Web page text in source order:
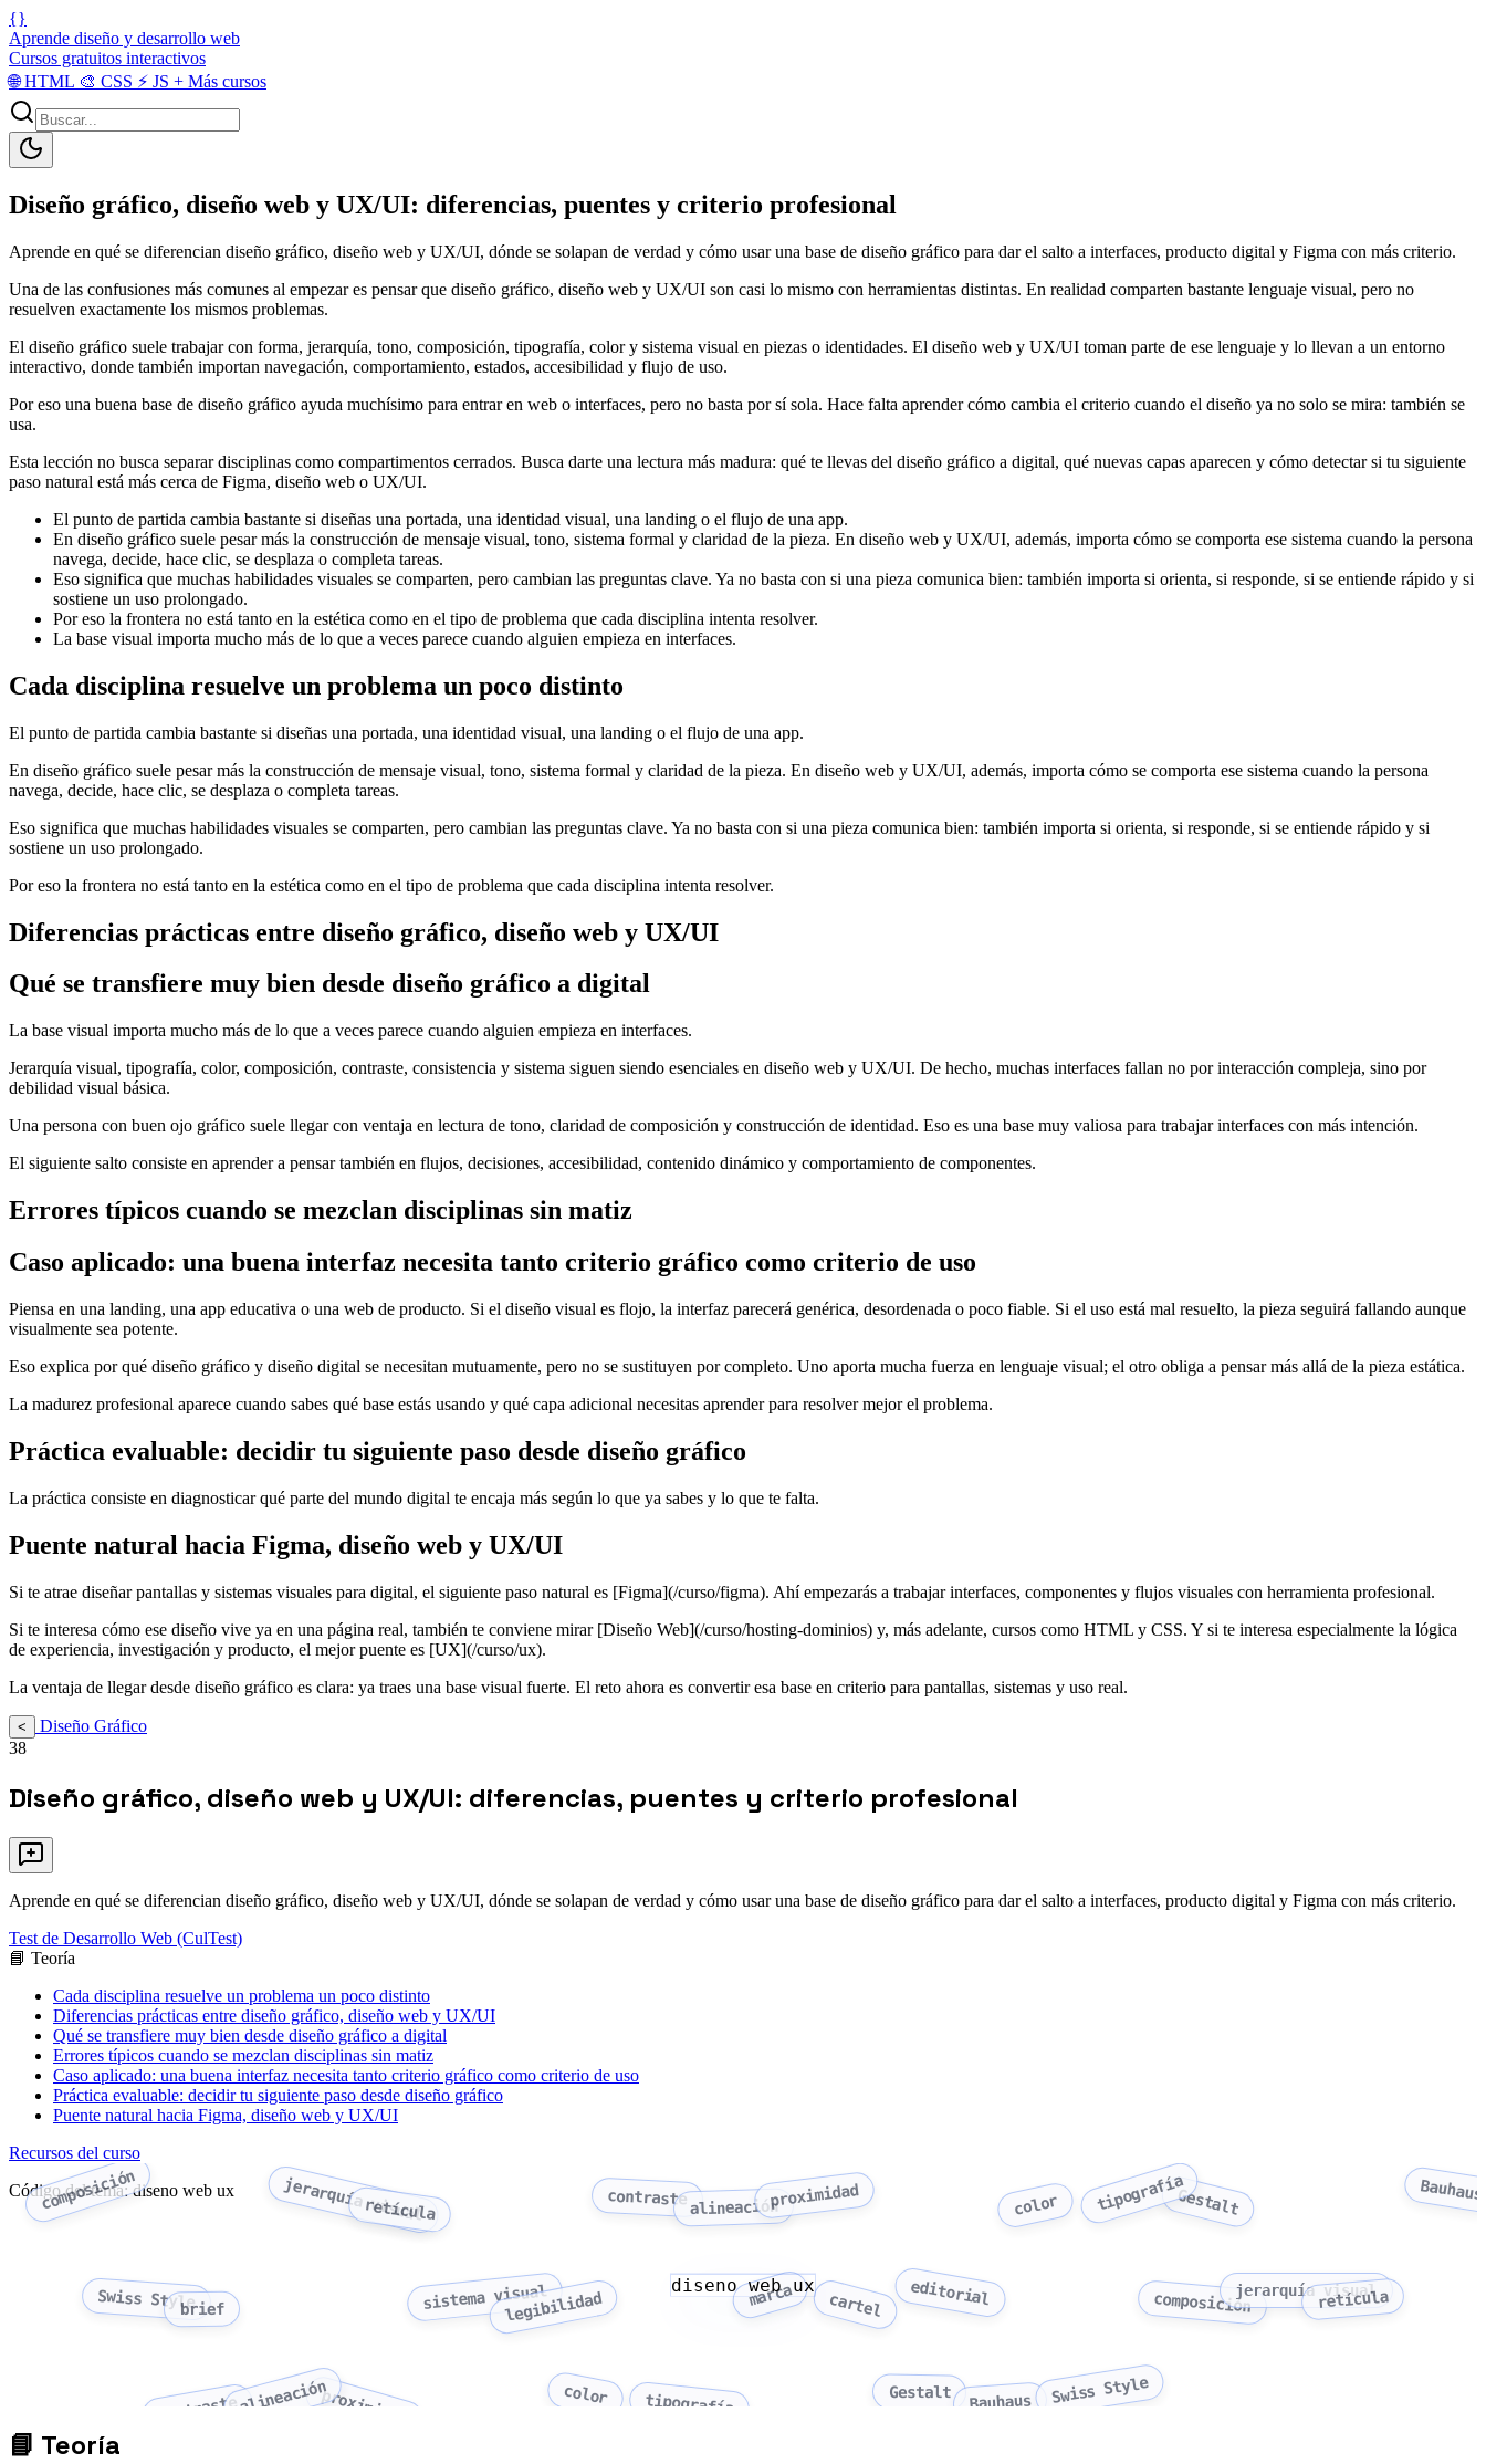
{}
Aprende diseño y desarrollo web
Cursos gratuitos interactivos
🌐HTML 🎨 CSS ⚡ JS + Más cursos
Diseño gráfico, diseño web y UX/UI: diferencias, puentes y criterio profesional
Aprende en qué se diferencian diseño gráfico, diseño web y UX/UI, dónde se solapan de verdad y cómo usar una base de diseño gráfico para dar el salto a interfaces, producto digital y Figma con más criterio.
Una de las confusiones más comunes al empezar es pensar que diseño gráfico, diseño web y UX/UI son casi lo mismo con herramientas distintas. En realidad comparten bastante lenguaje visual, pero no
resuelven exactamente los mismos problemas.
El diseño gráfico suele trabajar con forma, jerarquía, tono, composición, tipografía, color y sistema visual en piezas o identidades. El diseño web y UX/UI toman parte de ese lenguaje y lo llevan a un entorno
interactivo, donde también importan navegación, comportamiento, estados, accesibilidad y flujo de uso.
Por eso una buena base de diseño gráfico ayuda muchísimo para entrar en web o interfaces, pero no basta por sí sola. Hace falta aprender cómo cambia el criterio cuando el diseño ya no solo se mira: también se
usa.
Esta lección no busca separar disciplinas como compartimentos cerrados. Busca darte una lectura más madura: qué te llevas del diseño gráfico a digital, qué nuevas capas aparecen y cómo detectar si tu siguiente
paso natural está más cerca de Figma, diseño web o UX/UI.
El punto de partida cambia bastante si diseñas una portada, una identidad visual, una landing o el flujo de una app.
En diseño gráfico suele pesar más la construcción de mensaje visual, tono, sistema formal y claridad de la pieza. En diseño web y UX/UI, además, importa cómo se comporta ese sistema cuando la persona
navega, decide, hace clic, se desplaza o completa tareas.
Eso significa que muchas habilidades visuales se comparten, pero cambian las preguntas clave. Ya no basta con si una pieza comunica bien: también importa si orienta, si responde, si se entiende rápido y si
sostiene un uso prolongado.
Por eso la frontera no está tanto en la estética como en el tipo de problema que cada disciplina intenta resolver.
La base visual importa mucho más de lo que a veces parece cuando alguien empieza en interfaces.
Cada disciplina resuelve un problema un poco distinto
El punto de partida cambia bastante si diseñas una portada, una identidad visual, una landing o el flujo de una app.
En diseño gráfico suele pesar más la construcción de mensaje visual, tono, sistema formal y claridad de la pieza. En diseño web y UX/UI, además, importa cómo se comporta ese sistema cuando la persona
navega, decide, hace clic, se desplaza o completa tareas.
Eso significa que muchas habilidades visuales se comparten, pero cambian las preguntas clave. Ya no basta con si una pieza comunica bien: también importa si orienta, si responde, si se entiende rápido y si
sostiene un uso prolongado.
Por eso la frontera no está tanto en la estética como en el tipo de problema que cada disciplina intenta resolver.
Diferencias prácticas entre diseño gráfico, diseño web y UX/UI
Qué se transfiere muy bien desde diseño gráfico a digital
La base visual importa mucho más de lo que a veces parece cuando alguien empieza en interfaces.
Jerarquía visual, tipografía, color, composición, contraste, consistencia y sistema siguen siendo esenciales en diseño web y UX/UI. De hecho, muchas interfaces fallan no por interacción compleja, sino por
debilidad visual básica.
Una persona con buen ojo gráfico suele llegar con ventaja en lectura de tono, claridad de composición y construcción de identidad. Eso es una base muy valiosa para trabajar interfaces con más intención.
El siguiente salto consiste en aprender a pensar también en flujos, decisiones, accesibilidad, contenido dinámico y comportamiento de componentes.
Errores típicos cuando se mezclan disciplinas sin matiz
Caso aplicado: una buena interfaz necesita tanto criterio gráfico como criterio de uso
Piensa en una landing, una app educativa o una web de producto. Si el diseño visual es flojo, la interfaz parecerá genérica, desordenada o poco fiable. Si el uso está mal resuelto, la pieza seguirá fallando aunque
visualmente sea potente.
Eso explica por qué diseño gráfico y diseño digital se necesitan mutuamente, pero no se sustituyen por completo. Uno aporta mucha fuerza en lenguaje visual; el otro obliga a pensar más allá de la pieza estática.
La madurez profesional aparece cuando sabes qué base estás usando y qué capa adicional necesitas aprender para resolver mejor el problema.
Práctica evaluable: decidir tu siguiente paso desde diseño gráfico
La práctica consiste en diagnosticar qué parte del mundo digital te encaja más según lo que ya sabes y lo que te falta.
Puente natural hacia Figma, diseño web y UX/UI
Si te atrae diseñar pantallas y sistemas visuales para digital, el siguiente paso natural es [Figma](/curso/figma). Ahí empezarás a trabajar interfaces, componentes y flujos visuales con herramienta profesional.
Si te interesa cómo ese diseño vive ya en una página real, también te conviene mirar [Diseño Web](/curso/hosting-dominios) y, más adelante, cursos como HTML y CSS. Y si te interesa especialmente la lógica
de experiencia, investigación y producto, el mejor puente es [UX](/curso/ux).
La ventaja de llegar desde diseño gráfico es clara: ya traes una base visual fuerte. El reto ahora es convertir esa base en criterio para pantallas, sistemas y uso real.
<
Diseño Gráfico
38
Diseño gráfico, diseño web y UX/UI: diferencias, puentes y criterio profesional
Aprende en qué se diferencian diseño gráfico, diseño web y UX/UI, dónde se solapan de verdad y cómo usar una base de diseño gráfico para dar el salto a interfaces, producto digital y Figma con más criterio.
Test de Desarrollo Web (CulTest)
📘 Teoría
Cada disciplina resuelve un problema un poco distinto
Diferencias prácticas entre diseño gráfico, diseño web y UX/UI
Qué se transfiere muy bien desde diseño gráfico a digital
Errores típicos cuando se mezclan disciplinas sin matiz
Caso aplicado: una buena interfaz necesita tanto criterio gráfico como criterio de uso
Práctica evaluable: decidir tu siguiente paso desde diseño gráfico
Puente natural hacia Figma, diseño web y UX/UI
Recursos del curso
Código del tema: diseno web ux
composición jerarquía visual
retícula contrastealineaciónproximidad color tipografíaGestalt Bauhaus
Swiss Stylebrief sistema visuallegibilidad marca cartel editorial composiciónjerarquía visual
retícula
contrastealineaciónproximidad color tipografía Gestalt Bauhaus Swiss Style
diseno web ux
📘 Teoría